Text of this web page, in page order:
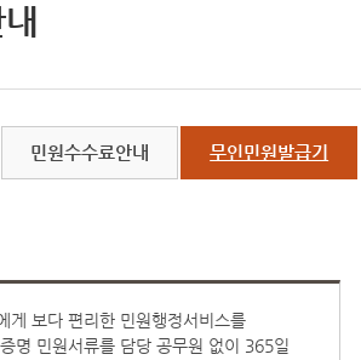
민원수수료안내 무인민원발급기
게 보다 편리한 민원행정서비스를
명 민원서류를 담당 공무원 없이 365일